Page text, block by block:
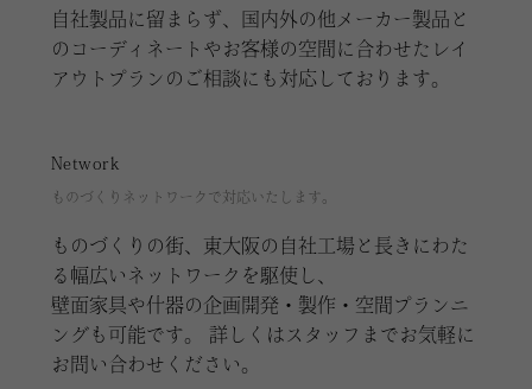
自社製品に留まらず、国内外の他メーカー製品と
のコーディネートやお客様の空間に合わせたレイ
アウトプランのご相談にも対応しております。
Network
ものづくりネットワークで対応いたします。
ものづくりの街、東大阪の自社工場と長きにわた
る幅広いネットワークを駆使し、
壁面家具や什器の企画開発・製作・空間プランニ
ングも可能です。 詳しくはスタッフまでお気軽に
お問い合わせください。